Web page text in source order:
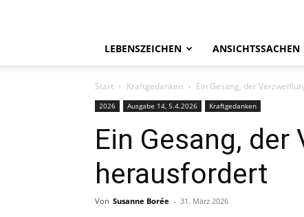
LEBENSZEICHEN ANSICHTSSACHEN
Start Kraftgedanken Ein Gesang, der
2026 Ausgabe 14, 5.4.2026 Kraftgedanken
Ein Gesang, der
herausfordert
Von Susanne Borée - 31. März 2026